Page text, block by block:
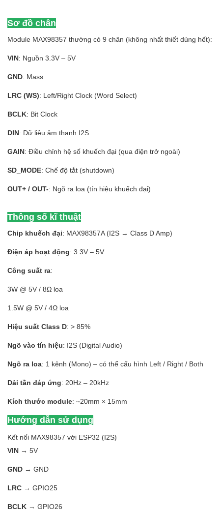
Sơ đồ chân
Module MAX98357 thường có 9 chân (không nhất thiết dùng hết):
VIN: Nguồn 3.3V – 5V
GND: Mass
LRC (WS): Left/Right Clock (Word Select)
BCLK: Bit Clock
DIN: Dữ liệu âm thanh I2S
GAIN: Điều chỉnh hệ số khuếch đại (qua điện trở ngoài)
SD_MODE: Chế độ tắt (shutdown)
OUT+ / OUT-: Ngõ ra loa (tín hiệu khuếch đại)
Thông số kĩ thuật
Chip khuếch đại: MAX98357A (I2S → Class D Amp)
Điện áp hoạt động: 3.3V – 5V
Công suất ra:
3W @ 5V / 8Ω loa
1.5W @ 5V / 4Ω loa
Hiệu suất Class D: > 85%
Ngõ vào tín hiệu: I2S (Digital Audio)
Ngõ ra loa: 1 kênh (Mono) – có thể cấu hình Left / Right / Both
Dải tần đáp ứng: 20Hz – 20kHz
Kích thước module: ~20mm × 15mm
Hướng dẫn sử dụng
Kết nối MAX98357 với ESP32 (I2S)
VIN → 5V
GND → GND
LRC → GPIO25
BCLK → GPIO26